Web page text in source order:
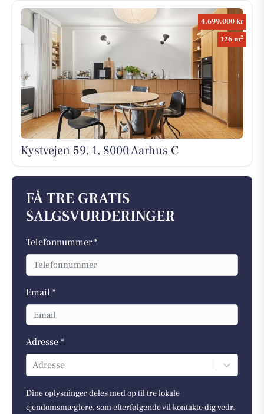
4.699.000 kr
126 m2
Kystvejen 59, 1, 8000 Aarhus C
FÅ TRE GRATIS
SALGSVURDERINGER
Telefonnummer *
Email *
Adresse *
Adresse
Dine oplysninger deles med op til tre lokale
ejendomsmæglere, som efterfølgende vil kontakte dig vedr.